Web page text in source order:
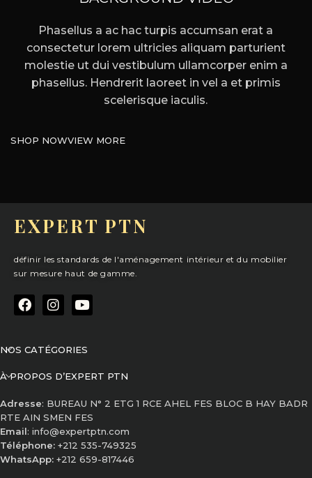
Phasellus a ac hac turpis accumsan erat a
consectetur lorem ultricies aliquam parturient
molestie ut dui vestibulum ullamcorper enim a
phasellus. Hendrerit laoreet in vel a et primis
scelerisque iaculis.
SHOP NOWVIEW MORE
EXPERT PTN
définir les standards de l'aménagement intérieur et du mobilier
sur mesure haut de gamme.
NOS CATÉGORIES
À PROPOS D’EXPERT PTN
Adresse: BUREAU N° 2 ETG 1 RCE AHEL FES BLOC B HAY BADR
RTE AIN SMEN FES
Email: info@expertptn.com
Téléphone: +212 535-749325
WhatsApp: +212 659-817446